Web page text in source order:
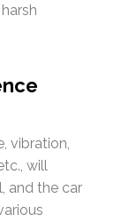
vibration,
will
and the car